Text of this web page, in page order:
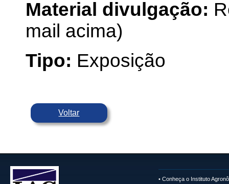
Material divulgação:
mail acima)
Tipo: Exposição
Voltar
• Conheça o Instituto